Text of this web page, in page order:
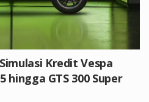
Kredit Vespa
hingga GTS 300 Super